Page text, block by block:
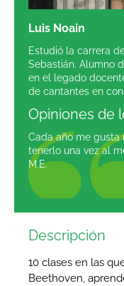
Luis Noain
Estudió la carrera
Sebastián. Alumno
en el legado
de cantantes en
Opiniones de
Cada año me gusta
tenerlo una vez al
M.E.
Descripción
10 clases en las
Beethoven,